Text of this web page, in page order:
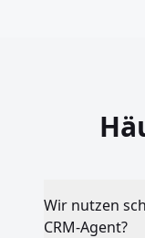
Wir nutzen
CRM-Agent?